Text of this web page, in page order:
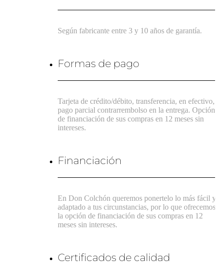
Según fabricante entre 3 y 10 años de garantía.
Formas de pago
Tarjeta de crédito/débito, transferencia, en efectivo,
pago parcial contrarrembolso en la entrega. Opción
de financiación de sus compras en 12 meses sin
intereses.
Financiación
En Don Colchón queremos ponertelo lo más fácil y
adaptado a tus circunstancias, por lo que ofrecemos
la opción de financiación de sus compras en 12
meses sin intereses.
Certificados de calidad